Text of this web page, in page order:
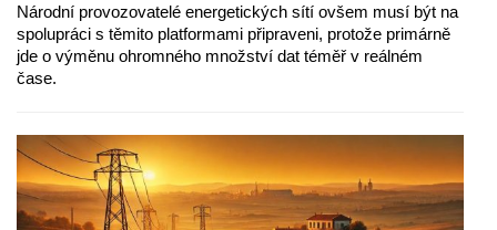
Národní provozovatelé energetických sítí ovšem musí být na
spolupráci s těmito platformami připraveni, protože primárně
jde o výměnu ohromného množství dat téměř v reálném
čase.